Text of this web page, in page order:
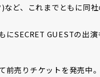
など、これまでともに同
にSECRET GUESTの出
前売りチケットを発売中